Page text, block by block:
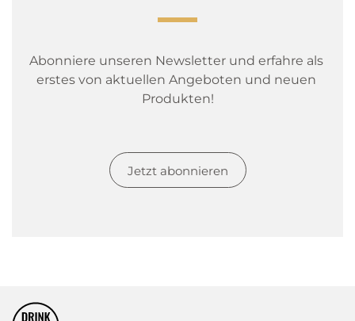
Abonniere unseren Newsletter und erfahre als
erstes von aktuellen Angeboten und neuen
Produkten!
Jetzt abonnieren